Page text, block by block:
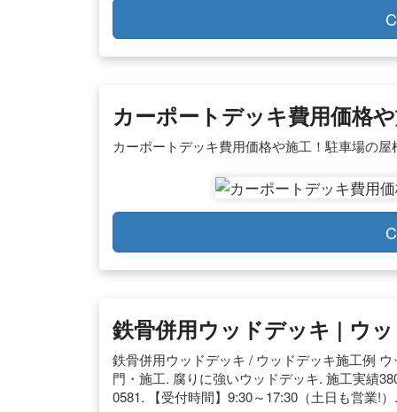
カーポートデッキ費用価格
カーポートデッキ費用価格や施工！駐車場の
鉄骨併用ウッドデッキ | ウ
鉄骨併用ウッドデッキ / ウッドデッキ施工例
門・施工. 腐りに強いウッドデッキ. 施工実績
0581. 【受付時間】9:30～17:30（土日も営業!